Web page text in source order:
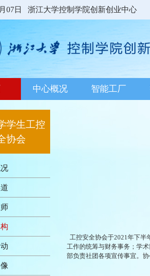
07日 浙江大学控制学院创新创业中心
中心概况 智能工厂
学生工控
协会
工控安全协会于2021年下半
工作的统筹与财务事务；学
部负责社团各项宣传事宜。